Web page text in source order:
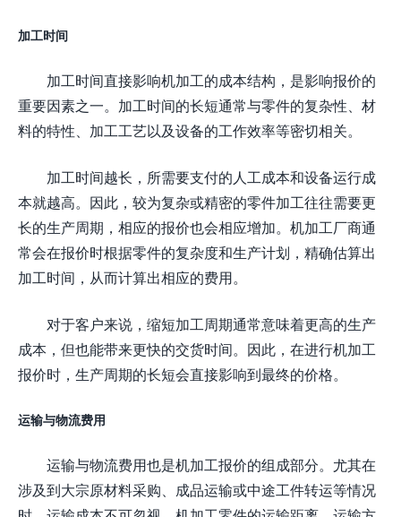
加工时间
加工时间直接影响机加工的成本结构，是影响报价的
重要因素之一。加工时间的长短通常与零件的复杂性、材
料的特性、加工工艺以及设备的工作效率等密切相关。
加工时间越长，所需要支付的人工成本和设备运行成
本就越高。因此，较为复杂或精密的零件加工往往需要更
长的生产周期，相应的报价也会相应增加。机加工厂商通
常会在报价时根据零件的复杂度和生产计划，精确估算出
加工时间，从而计算出相应的费用。
对于客户来说，缩短加工周期通常意味着更高的生产
成本，但也能带来更快的交货时间。因此，在进行机加工
报价时，生产周期的长短会直接影响到最终的价格。
运输与物流费用
运输与物流费用也是机加工报价的组成部分。尤其在
涉及到大宗原材料采购、成品运输或中途工件转运等情况